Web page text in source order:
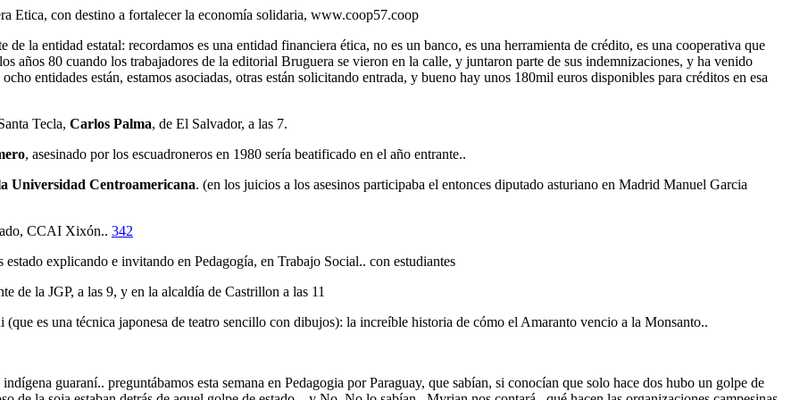
Etica, con destino a fortalecer la economía solidaria, www.coop57.coop
la entidad estatal: recordamos es una entidad financiera ética, no es un banco, es una herramienta de crédito, es una cooperativa que
años 80 cuando los trabajadores de la editorial Bruguera se vieron en la calle, y juntaron parte de sus indemnizaciones, y ha venido
entidades están, estamos asociadas, otras están solicitando entrada, y bueno hay unos 180mil euros disponibles para créditos en esa
Tecla, Carlos Palma, de El Salvador, a las 7.
, asesinado por los escuadroneros en 1980 sería beatificado en el año entrante..
Universidad Centroamericana. (en los juicios a los asesinos participaba el entonces diputado asturiano en Madrid Manuel Garcia
CCAI Xixón.. 342
explicando e invitando en Pedagogía, en Trabajo Social.. con estudiantes
de la JGP, a las 9, y en la alcaldía de Castrillon a las 11
es una técnica japonesa de teatro sencillo con dibujos): la increíble historia de cómo el Amaranto vencio a la Monsanto..
guaraní.. preguntábamos esta semana en Pedagogia por Paraguay, que sabían, si conocían que solo hace dos hubo un golpe de